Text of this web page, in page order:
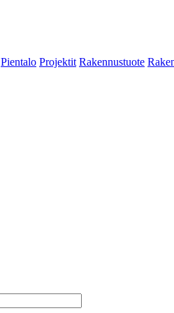
Pientalo Projektit Rakennustuote